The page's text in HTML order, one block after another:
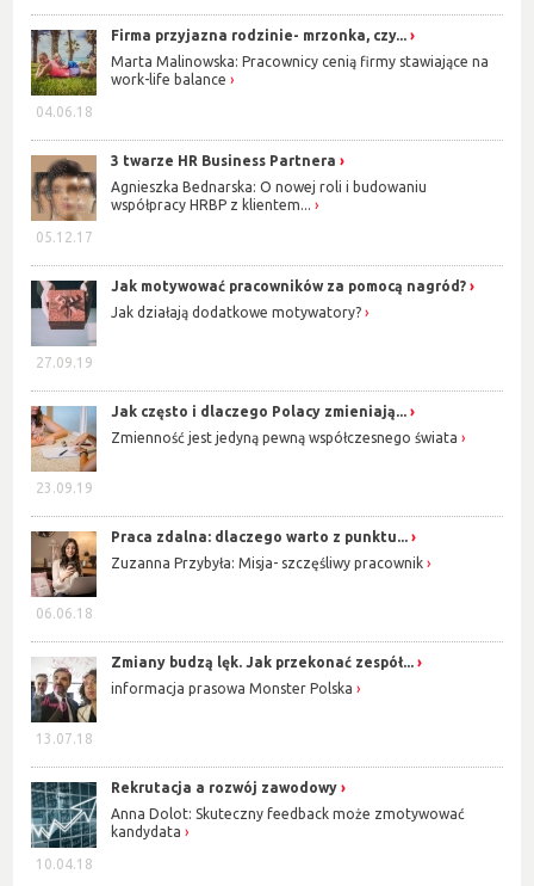
04.06.18
Firma przyjazna rodzinie- mrzonka, czy...
Marta Malinowska: Pracownicy cenią firmy stawiające na
work-life balance
05.12.17
3 twarze HR Business Partnera
Agnieszka Bednarska: O nowej roli i budowaniu
współpracy HRBP z klientem...
27.09.19
Jak motywować pracowników za pomocą nagród?
Jak działają dodatkowe motywatory?
23.09.19
Jak często i dlaczego Polacy zmieniają...
Zmienność jest jedyną pewną współczesnego świata
06.06.18
Praca zdalna: dlaczego warto z punktu...
Zuzanna Przybyła: Misja- szczęśliwy pracownik
13.07.18
Zmiany budzą lęk. Jak przekonać zespół...
informacja prasowa Monster Polska
10.04.18
Rekrutacja a rozwój zawodowy
Anna Dolot: Skuteczny feedback może zmotywować
kandydata